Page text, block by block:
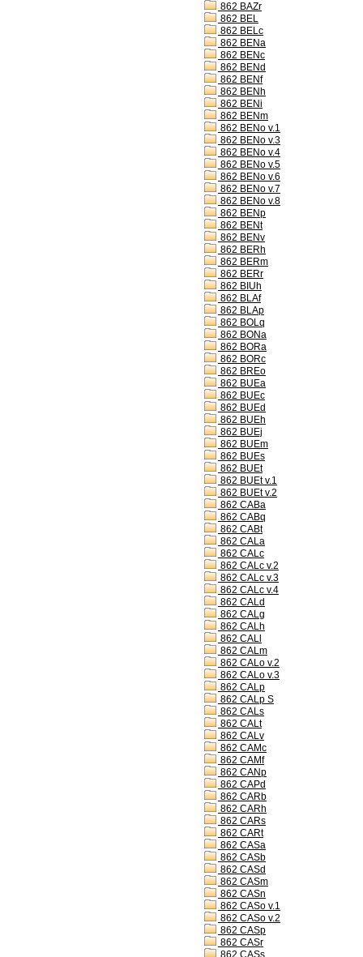
862 BAZr
862 BEL
862 BELc
862 BENa
862 BENc
862 BENd
862 BENf
862 BENh
862 BENi
862 BENm
862 BENo v.1
862 BENo v.3
862 BENo v.4
862 BENo v.5
862 BENo v.6
862 BENo v.7
862 BENo v.8
862 BENp
862 BENt
862 BENv
862 BERh
862 BERm
862 BERr
862 BIUh
862 BLAf
862 BLAp
862 BOLq
862 BONa
862 BORa
862 BORc
862 BREo
862 BUEa
862 BUEc
862 BUEd
862 BUEh
862 BUEj
862 BUEm
862 BUEs
862 BUEt
862 BUEt v.1
862 BUEt v.2
862 CABa
862 CABq
862 CABt
862 CALa
862 CALc
862 CALc v.2
862 CALc v.3
862 CALc v.4
862 CALd
862 CALg
862 CALh
862 CALl
862 CALm
862 CALo v.2
862 CALo v.3
862 CALp
862 CALp S
862 CALs
862 CALt
862 CALv
862 CAMc
862 CAMf
862 CANp
862 CAPd
862 CARb
862 CARh
862 CARs
862 CARt
862 CASa
862 CASb
862 CASd
862 CASm
862 CASn
862 CASo v.1
862 CASo v.2
862 CASp
862 CASr
862 CASs